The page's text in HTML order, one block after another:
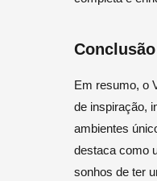
Conclusão
Em resumo, o
de inspiração,
ambientes
destaca como
sonhos de ter